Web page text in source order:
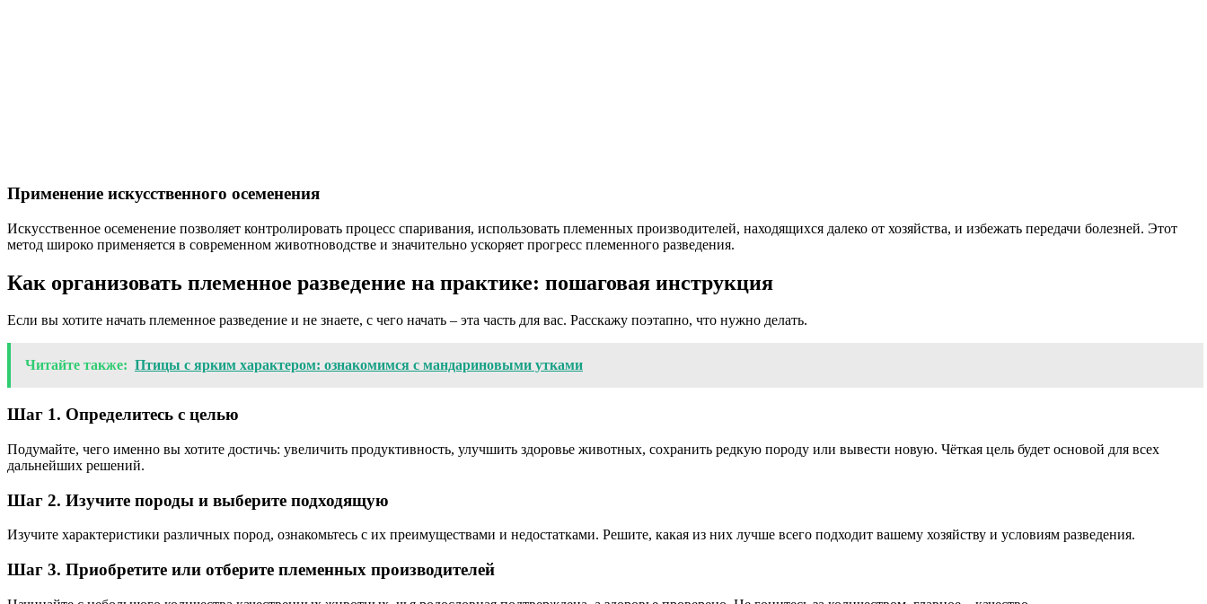
Применение искусственного осеменения
Искусственное осеменение позволяет контролировать процесс спаривания, использовать племенных производителей, находящихся далеко от хозяйства, и избежать передачи болезней. Этот
метод широко применяется в современном животноводстве и значительно ускоряет прогресс племенного разведения.
Как организовать племенное разведение на практике: пошаговая инструкция
Если вы хотите начать племенное разведение и не знаете, с чего начать – эта часть для вас. Расскажу поэтапно, что нужно делать.
Читайте также: Птицы с ярким характером: ознакомимся с мандариновыми утками
Шаг 1. Определитесь с целью
Подумайте, чего именно вы хотите достичь: увеличить продуктивность, улучшить здоровье животных, сохранить редкую породу или вывести новую. Чёткая цель будет основой для всех
дальнейших решений.
Шаг 2. Изучите породы и выберите подходящую
Изучите характеристики различных пород, ознакомьтесь с их преимуществами и недостатками. Решите, какая из них лучше всего подходит вашему хозяйству и условиям разведения.
Шаг 3. Приобретите или отберите племенных производителей